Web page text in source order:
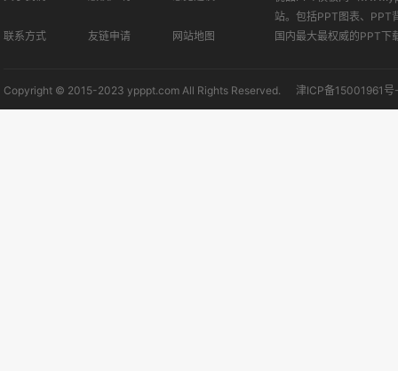
联系方式 友链申请 网站地图
站。包括PPT图表、PPT
国内最大最权威的PPT下
Copyright © 2015-2023 ypppt.com All Rights Reserved. 津ICP备15001961号